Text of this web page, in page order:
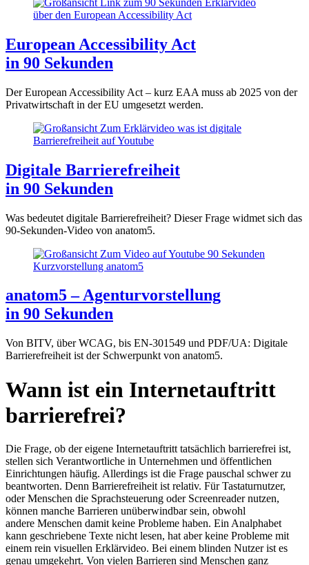
European Accessibility Act
in 90 Sekunden
Der European Accessibility Act – kurz EAA muss ab 2025 von der
Privatwirtschaft in der EU umgesetzt werden.
Digitale Barrierefreiheit
in 90 Sekunden
Was bedeutet digitale Barrierefreiheit? Dieser Frage widmet sich das
90-Sekunden-Video von anatom5.
anatom5 – Agenturvorstellung
in 90 Sekunden
Von BITV, über WCAG, bis EN-301549 und PDF/UA: Digitale
Barrierefreiheit ist der Schwerpunkt von anatom5.
Wann ist ein Internetauftritt
barrierefrei?
Die Frage, ob der eigene Internetauftritt tatsächlich barrierefrei ist,
stellen sich Verantwortliche in Unternehmen und öffentlichen
Einrichtungen häufig. Allerdings ist die Frage pauschal schwer zu
beantworten. Denn Barrierefreiheit ist relativ. Für Tastaturnutzer,
oder Menschen die Sprachsteuerung oder Screenreader nutzen,
können manche Barrieren unüberwindbar sein, obwohl
andere Menschen damit keine Probleme haben. Ein Analphabet
kann geschriebene Texte nicht lesen, hat aber keine Probleme mit
einem rein visuellen Erklärvideo. Bei einem blinden Nutzer ist es
genau umgekehrt. Von vielen Barrieren sind Menschen ganz